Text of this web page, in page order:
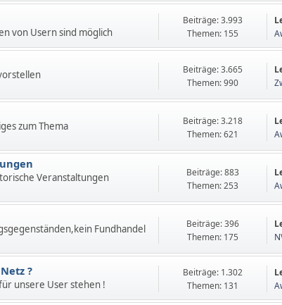
von Usern sind möglich
Beiträge: 3.993
Themen: 155
Beiträge: 3.665
Themen: 990
zum Thema
Beiträge: 3.218
Themen: 621
Veranstaltungen
Beiträge: 883
Themen: 253
Fundhandel
Beiträge: 396
Themen: 175
?
unsere User stehen !
Beiträge: 1.302
Themen: 131